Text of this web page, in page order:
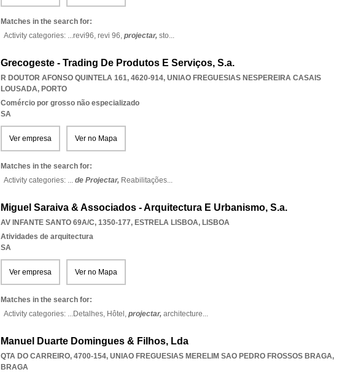
Matches in the search for:
Activity categories: ...revi96, revi 96, projectar, sto...
Grecogeste - Trading De Produtos E Serviços, S.a.
R DOUTOR AFONSO QUINTELA 161, 4620-914, UNIAO FREGUESIAS NESPEREIRA CASAIS
LOUSADA, PORTO
Comércio por grosso não especializado
SA
Ver empresa Ver no Mapa
Matches in the search for:
Activity categories: ... de Projectar, Reabilitações...
Miguel Saraiva & Associados - Arquitectura E Urbanismo, S.a.
AV INFANTE SANTO 69A/C, 1350-177, ESTRELA LISBOA, LISBOA
Atividades de arquitectura
SA
Ver empresa Ver no Mapa
Matches in the search for:
Activity categories: ...Detalhes, Hôtel, projectar, architecture...
Manuel Duarte Domingues & Filhos, Lda
QTA DO CARREIRO, 4700-154, UNIAO FREGUESIAS MERELIM SAO PEDRO FROSSOS BRAGA,
BRAGA